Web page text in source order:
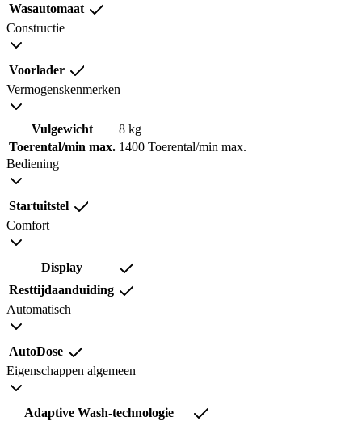
Wasautomaat
Constructie
Voorlader
Vermogenskenmerken
Vulgewicht
8 kg
Toerental/min max. 1400 Toerental/min max.
Bediening
Startuitstel
Comfort
Display
Resttijdaanduiding
Automatisch
AutoDose
Eigenschappen algemeen
Adaptive Wash-technologie